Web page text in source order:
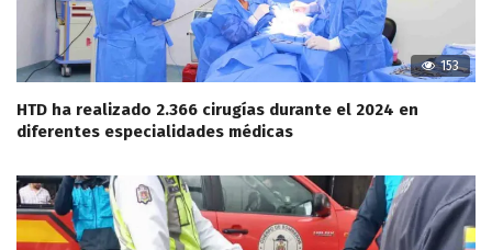
153
HTD ha realizado 2.366 cirugías durante el 2024 en
diferentes especialidades médicas